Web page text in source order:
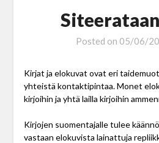
Posted on 05/06/
Kirjat ja elokuvat ovat eri
yhteistä kontaktipintaa. Monet
kirjoihin ja yhtä lailla kirjoihin
Kirjojen suomentajalle tulee
vastaan elokuvista lainattuja